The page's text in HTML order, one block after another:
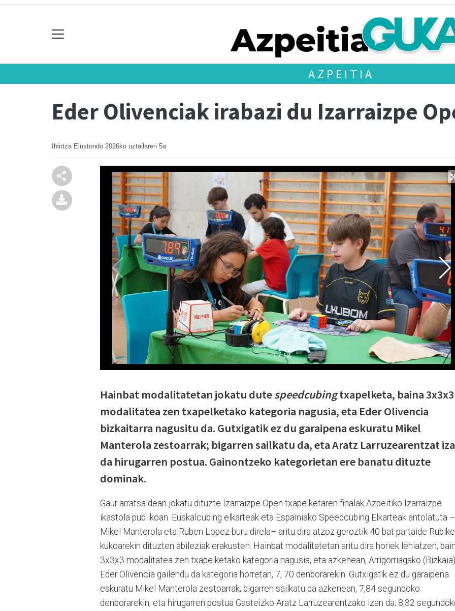
AZPEITIA
Eder Olivenciak irabazi du Izarraizpe
Ihintza Elustondo 2026ko uztailaren 5a
Hainbat modalitatetan jokatu dutespeedcubingtxapelketa, baina 3x3x3
modalitatea zen txapelketako kategoria nagusia, eta Eder Olivencia
bizkaitarra nagusitu da. Gutxigatik ez du garaipena eskuratu Mikel
Manterola zestoarrak; bigarren sailkatu da, eta Aratz Larruzearentzat
da hirugarren postua. Gainontzeko kategorietan ere banatu dituzte
dominak.
Gaur arratsaldean jokatu dituzte Izarraizpe Open txapelketaren finalak Azpeitiko Izarraizpe
ikastola publikoan. Euskalcubing elkarteak eta Espainiako Speedcubing Elkarteak antolatuta –
Mikel Manterola eta Ruben Lopez buru direla– aritu dira atzoz geroztik 40 bat partaide
kukoarekin dituzten abileziak erakusten. Hainbat modalitatetan aritu dira horiek lehiatzen,
3x3x3 modalitatea zen txapelketako kategoria nagusia, eta azkenean, Arrigorriagako (Bizkaia)
Eder Olivencia gailendu da kategoria horretan, 7, 70 denborarekin. Gutxigatik ez du garaipena
eskuratu Mikel Manterola zestoarrak; bigarren sailkatu da azkenean, 7,84 segundoko
denborarekin, eta hirugarren postua Gasteizko Aratz Larruzearentzako izan da; 8,32